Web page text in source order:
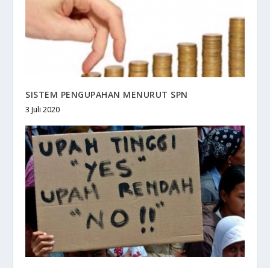
SISTEM PENGUPAHAN MENURUT SPN
3 Juli 2020